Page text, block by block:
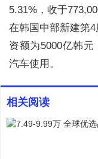
5.31%，收于
在韩国中部新建第
资额为5000亿韩
汽车使用。
相关阅读